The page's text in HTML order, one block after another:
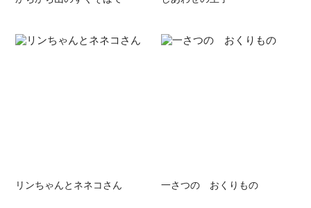
リンちゃんとネネコさん 一さつの おくりもの